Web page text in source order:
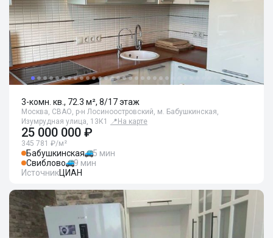
3-комн. кв., 72.3 м², 8/17 этаж
Москва, СВАО, р-н Лосиноостровский, м. Бабушкинская,
Изумрудная улица, 13К1
📍 На карте
25 000 000 ₽
345 781 ₽/м²
Бабушкинская
5 мин
Свиблово
9 мин
ИсточникЦИАН